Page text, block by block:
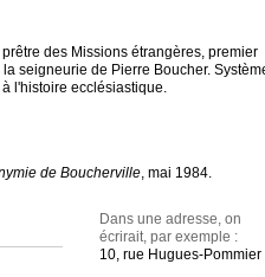
des Missions étrangères, premier
seigneurie de Pierre Boucher.
l'histoire ecclésiastique.
de Boucherville, mai 1984.
Dans une adresse, on
écrirait, par exemple :
10, rue Hugues-Pommier